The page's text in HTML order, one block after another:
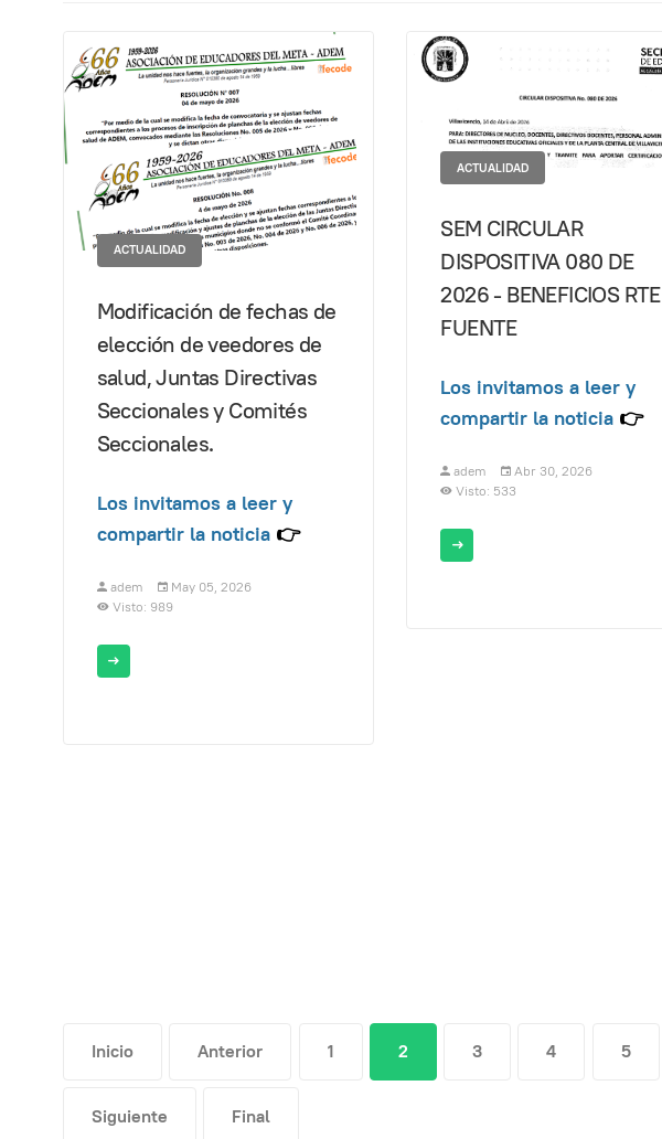
ACTUALIDAD
Modificación de fechas de
elección de veedores de
salud, Juntas Directivas
Seccionales y Comités
Seccionales.
Los invitamos a leer y
compartir la noticia 👉
adem
May 05, 2026
Visto: 989
ACTUALIDAD
SEM CIRCULAR
DISPOSITIVA 080 DE
2026 - BENEFICIOS RTE
FUENTE
Los invitamos a leer y
compartir la noticia 👉
adem
Abr 30, 2026
Visto: 533
Inicio Anterior 1 2 3 4 5
Siguiente Final